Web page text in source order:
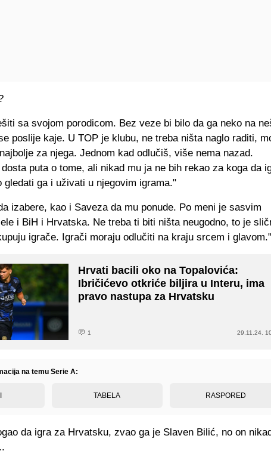
sa svojom porodicom. Bez veze bi bilo da ga neko na
poslije kaje. U TOP je klubu, ne treba ništa naglo raditi,
za njega. Jednom kad odlučiš, više nema nazad.
puta o tome, ali nikad mu ja ne bih rekao za koga da
gledati ga i uživati u njegovim igrama."
izabere, kao i Saveza da mu ponude. Po meni je sasvim
i BiH i Hrvatska. Ne treba ti biti ništa neugodno, to je
igrače. Igrači moraju odlučiti na kraju srcem i glavom."
Hrvati bacili oko na Topalovića:
Ibričićevo otkriće biljira u Interu, ima
pravo nastupa za Hrvatsku
1 29.11.24.
na temu Serie A:
TABELA RASPORED
da igra za Hrvatsku, zvao ga je Slaven Bilić, no on